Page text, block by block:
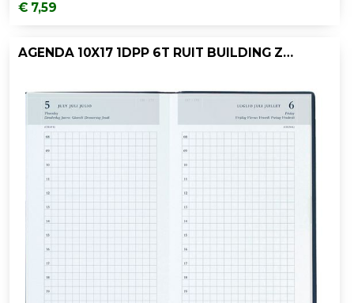
€ 7,59
AGENDA 10X17 1DPP 6T RUIT BUILDING ZWART